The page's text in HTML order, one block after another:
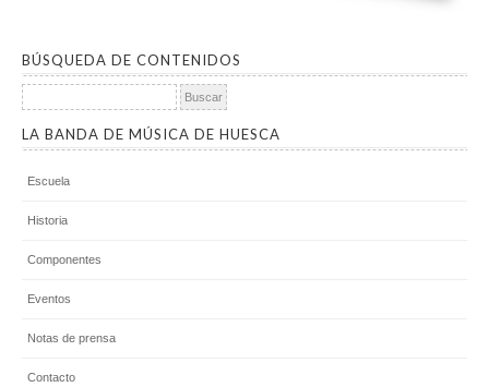
BÚSQUEDA DE CONTENIDOS
Buscar:
LA BANDA DE MÚSICA DE HUESCA
Escuela
Historia
Componentes
Eventos
Notas de prensa
Contacto